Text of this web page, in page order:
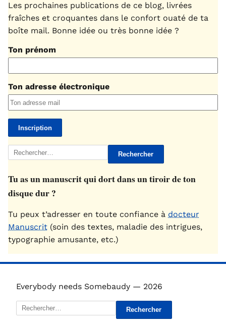
Les prochaines publications de ce blog, livrées
fraîches et croquantes dans le confort ouaté de ta
boîte mail. Bonne idée ou très bonne idée ?
Ton prénom
Ton adresse électronique
Rechercher :
Tu as un manuscrit qui dort dans un tiroir de ton
disque dur ?
Tu peux t’adresser en toute confiance à docteur
Manuscrit (soin des textes, maladie des intrigues,
typographie amusante, etc.)
Everybody needs Somebaudy — 2026
Rechercher :